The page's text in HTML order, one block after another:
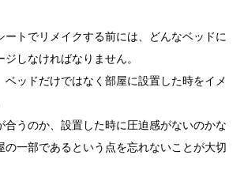
ートでリメイクする前には、どんなベッドに
ジしなければなりません。
ベッドだけではなく部屋に設置した時をイメ
合うのか、設置した時に圧迫感がないのかな
の一部であるという点を忘れないことが大切